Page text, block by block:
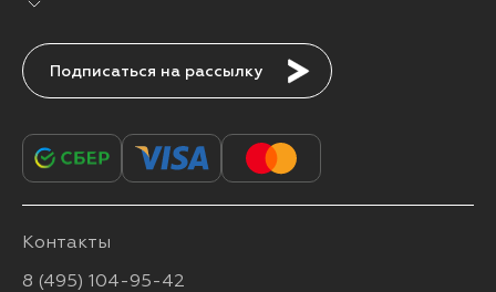
Подписаться
Контакты
8 (495) 104-95-42